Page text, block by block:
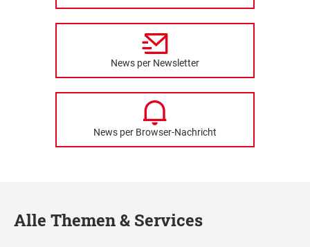
News per Newsletter
News per Browser-Nachricht
Alle Themen & Services